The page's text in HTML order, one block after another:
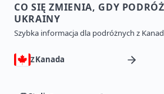
CO SIĘ ZMIENIA, GDY
UKRAINY
Szybka informacja dla podróżnych z
ZKanada